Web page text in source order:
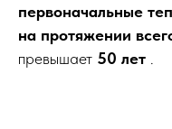
первоначальные
на протяжении
превышает 50 лет .